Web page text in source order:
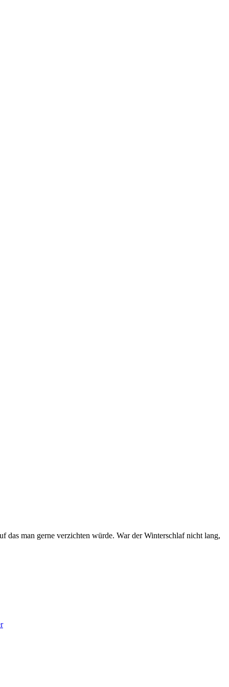
das man gerne verzichten würde. War der Winterschlaf nicht lang,